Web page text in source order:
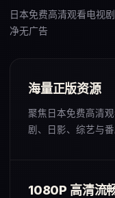
日本免费高清观看电视
净无广告
海量正版资源
聚焦日本免费高清
剧、日影、综艺与
1080P 高清流